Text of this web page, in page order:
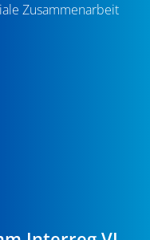
Zusammenarbeit